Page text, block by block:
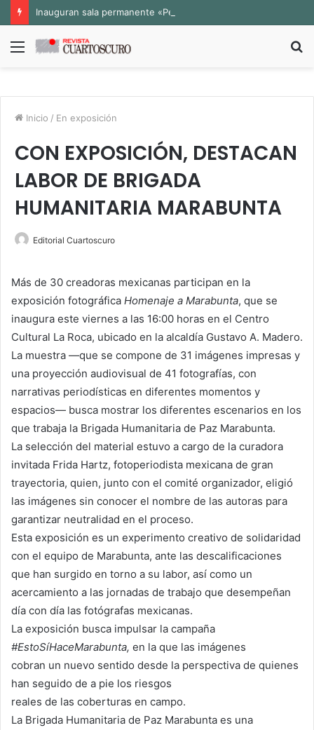
Menú
Inicio / En exposición
CON EXPOSICIÓN, DESTACAN
LABOR DE BRIGADA
HUMANITARIA MARABUNTA
Editorial Cuartoscuro
Más de 30 creadoras mexicanas participan en la
exposición fotográfica Homenaje a Marabunta, que se
inaugura este viernes a las 16:00 horas en el Centro
Cultural La Roca, ubicado en la alcaldía Gustavo A. Madero.
La muestra —que se compone de 31 imágenes impresas y
una proyección audiovisual de 41 fotografías, con
narrativas periodísticas en diferentes momentos y
espacios— busca mostrar los diferentes escenarios en los
que trabaja la Brigada Humanitaria de Paz Marabunta.
La selección del material estuvo a cargo de la curadora
invitada Frida Hartz, fotoperiodista mexicana de gran
trayectoria, quien, junto con el comité organizador, eligió
las imágenes sin conocer el nombre de las autoras para
garantizar neutralidad en el proceso.
Esta exposición es un experimento creativo de solidaridad
con el equipo de Marabunta, ante las descalificaciones
que han surgido en torno a su labor, así como un
acercamiento a las jornadas de trabajo que desempeñan
día con día las fotógrafas mexicanas.
La exposición busca impulsar la campaña
#EstoSíHaceMarabunta, en la que las imágenes
cobran un nuevo sentido desde la perspectiva de quienes
han seguido de a pie los riesgos
reales de las coberturas en campo.
La Brigada Humanitaria de Paz Marabunta es una